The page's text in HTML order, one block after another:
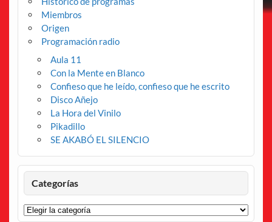
Miembros
Origen
Programación radio
Aula 11
Con la Mente en Blanco
Confieso que he leído, confieso que he escrito
Disco Añejo
La Hora del Vinilo
Pikadillo
SE AKABÓ EL SILENCIO
Categorías
Categorías